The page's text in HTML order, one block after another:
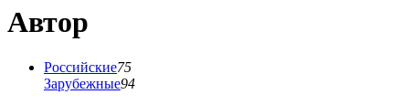
Автор
Российские75
Зарубежные94